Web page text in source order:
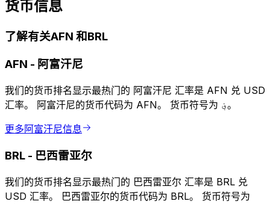
货币信息
了解有关AFN 和BRL
AFN - 阿富汗尼
我们的货币排名显示最热门的 阿富汗尼 汇率是 AFN 兑 USD
汇率。 阿富汗尼的货币代码为 AFN。 货币符号为 ؋。
更多阿富汗尼信息
BRL - 巴西雷亚尔
我们的货币排名显示最热门的 巴西雷亚尔 汇率是 BRL 兑
USD 汇率。 巴西雷亚尔的货币代码为 BRL。 货币符号为